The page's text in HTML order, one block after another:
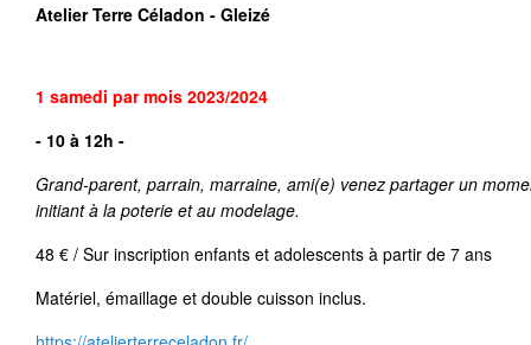
Atelier Terre Céladon - Gleizé
1 samedi par mois 2023/2024
- 10 à 12h -
Grand-parent, parrain, marraine, ami(e) venez partager un
initiant à la poterie et au modelage.
48 € / Sur inscription enfants et adolescents à partir de 7 ans
Matériel, émaillage et double cuisson inclus.